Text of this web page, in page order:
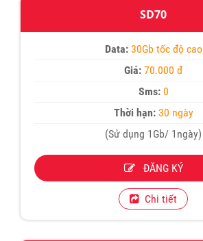
SD70
Data: 30Gb tốc độ cao
Giá:70.000 đ
Sms: 0
Thời hạn:30 ngày
(Sử dụng 1Gb/ 1ngày)
ĐĂNG KÝ
Chi tiết